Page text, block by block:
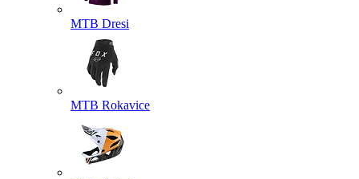
MTB Dresi
MTB Rokavice